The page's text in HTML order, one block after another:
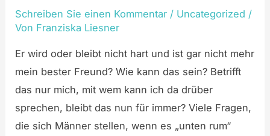
Schreiben Sie einen Kommentar / Uncategorized /
Von Franziska Liesner
Er wird oder bleibt nicht hart und ist gar nicht mehr
mein bester Freund? Wie kann das sein? Betrifft
das nur mich, mit wem kann ich da drüber
sprechen, bleibt das nun für immer? Viele Fragen,
die sich Männer stellen, wenn es „unten rum“